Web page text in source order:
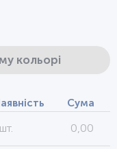
кольорі
Сума
0,00